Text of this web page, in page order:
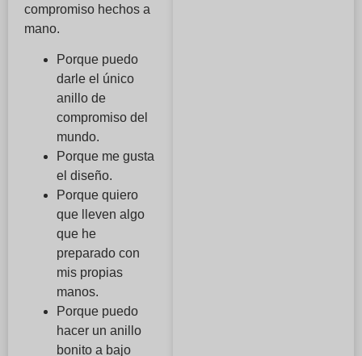
compromiso hechos a
mano.
Porque puedo
darle el único
anillo de
compromiso del
mundo.
Porque me gusta
el diseño.
Porque quiero
que lleven algo
que he
preparado con
mis propias
manos.
Porque puedo
hacer un anillo
bonito a bajo